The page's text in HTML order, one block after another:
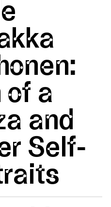
of a
and
Self-